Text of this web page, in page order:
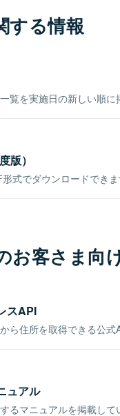
する情報
覧を実施日の新しい順に
版）
式でダウンロードできま
お客さま向
スAPI
ら住所を取得できる公式
ュアル
るマニュアルを掲載して